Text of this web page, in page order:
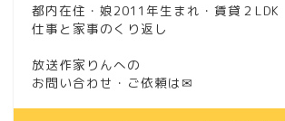
都内在住・娘2011年生まれ・賃貸２LDK
仕事と家事のくり返し
放送作家りんへの
お問い合わせ・ご依頼は ✉